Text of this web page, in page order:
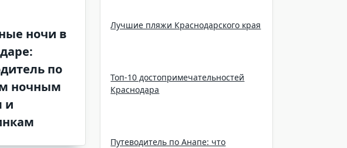
ночи в
по
ночным
и
Лучшие пляжи Краснодарского края
Топ-10 достопримечательностей
Краснодара
Путеводитель по Анапе: что